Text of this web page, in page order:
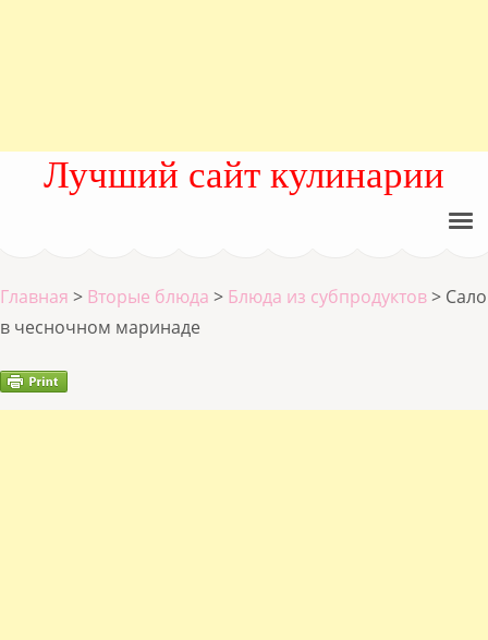
Лучший сайт кулинарии
Главная > Вторые блюда > Блюда из субпродуктов> Сало
в чесночном маринаде